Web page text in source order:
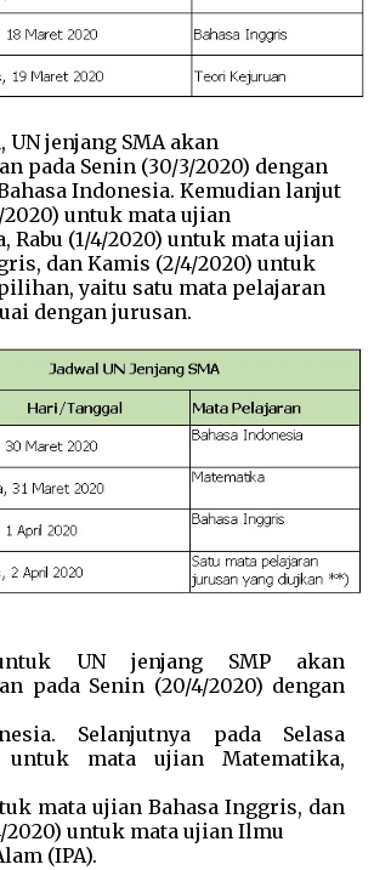
UN jenjang SMA akan
pada Senin (30/3/2020) dengan
Indonesia. Kemudian lanjut
2020) untuk mata ujian
Rabu (1/4/2020) untuk mata ujian
dan Kamis (2/4/2020) untuk
yaitu satu mata pelajaran
dengan jurusan.
UN jenjang SMP akan
pada Senin (20/4/2020) dengan
Selanjutnya pada Selasa
untuk mata ujian Matematika,
mata ujian Bahasa Inggris, dan
2020) untuk mata ujian Ilmu
(IPA).